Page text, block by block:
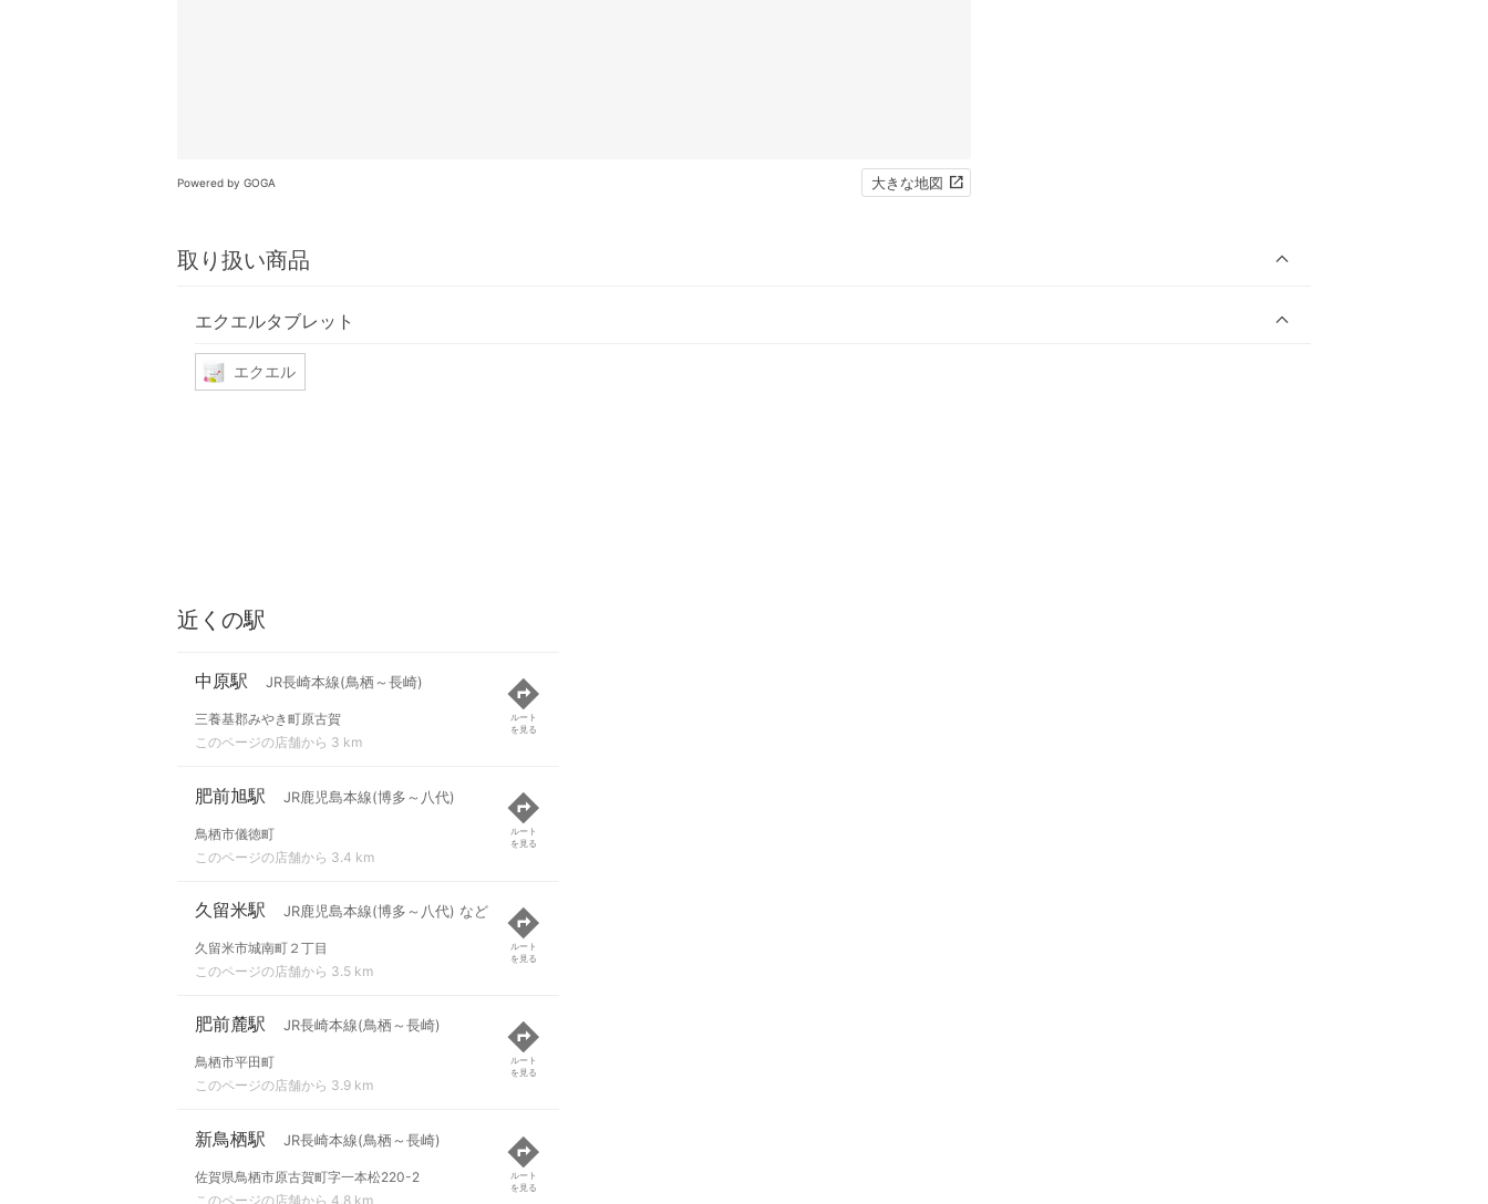
Powered by GOGA 大きな地図
取り扱い商品
エクエルタブレット
エクエル
近くの駅
中原駅 JR長崎本線(鳥栖～長崎)
三養基郡みやき町原古賀
このページの店舗から 3 km
ルート
を見る
肥前旭駅 JR鹿児島本線(博多～八代)
鳥栖市儀徳町
このページの店舗から 3.4 km
ルート
を見る
久留米駅 JR鹿児島本線(博多～八代) など
久留米市城南町２丁目
このページの店舗から 3.5 km
ルート
を見る
肥前麓駅 JR長崎本線(鳥栖～長崎)
鳥栖市平田町
このページの店舗から 3.9 km
ルート
を見る
新鳥栖駅 JR長崎本線(鳥栖～長崎)
佐賀県鳥栖市原古賀町字一本松220-2
このページの店舗から 4.8 km
ルート
を見る